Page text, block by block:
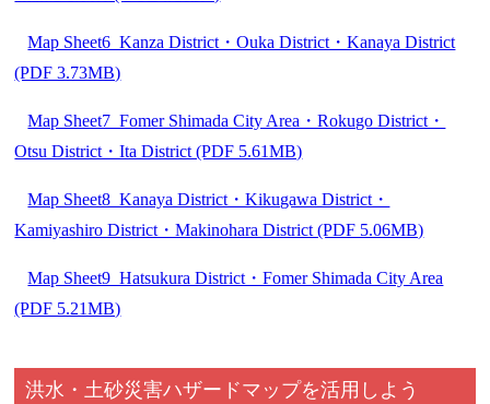
Map Sheet6 Kanza District・Ouka District・Kanaya District
(PDF 3.73MB)
Map Sheet7 Fomer Shimada City Area・Rokugo District・
Otsu District・Ita District (PDF 5.61MB)
Map Sheet8_Kanaya District・Kikugawa District・
Kamiyashiro District・Makinohara District (PDF 5.06MB)
Map Sheet9_Hatsukura District・Fomer Shimada City Area
(PDF 5.21MB)
洪水・土砂災害ハザードマップを活用しよう